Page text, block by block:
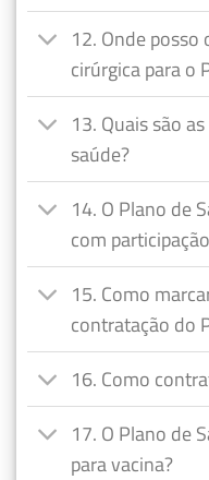
12. Onde
cirúrgica para o
13. Quais são
saúde?
14. O Plano de
com
15. Como
contratação do
16. Como
17. O Plano de
para vacina?